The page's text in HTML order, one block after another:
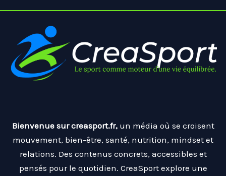
Bienvenue sur creasport.fr, un média où se croisent
mouvement, bien-être, santé, nutrition, mindset et
relations. Des contenus concrets, accessibles et
pensés pour le quotidien. CreaSport explore une